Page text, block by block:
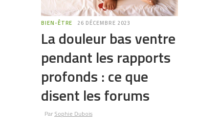
BIEN-ÊTRE 26 DÉCEMBRE 2023
La douleur bas ventre
pendant les rapports
profonds : ce que
disent les forums
Par Sophie Dubois